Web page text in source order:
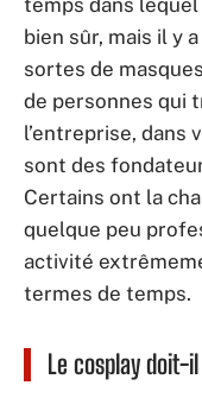
bien sûr, mais il y
sortes de
de personnes qui
l’entreprise, dans
sont des
Certains ont la
quelque peu
activité
termes de temps.
Le cosplay doit-